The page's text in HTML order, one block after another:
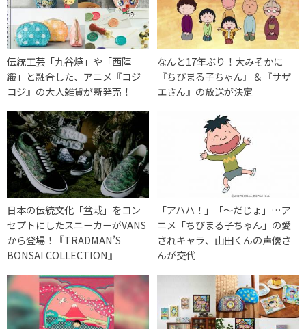
伝統工芸「九谷焼」や「西陣
織」と融合した、アニメ『コジ
コジ』の大人雑貨が新発売！
なんと17年ぶり！大みそかに
『ちびまる子ちゃん』＆『サザ
エさん』の放送が決定
日本の伝統文化「盆栽」をコン
セプトにしたスニーカーがVANS
から登場！『TRADMAN’S
BONSAI COLLECTION』
「アハハ！」「～だじょ」…ア
ニメ「ちびまる子ちゃん」の愛
されキャラ、山田くんの声優さ
んが交代